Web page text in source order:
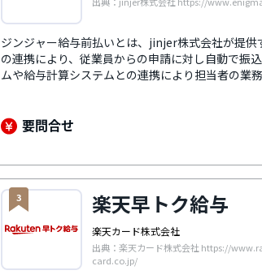
ジンジャー給与前払いとは、jinjer株式会社が提供
の連携により、従業員からの申請に対し自動で振
ムや給与計算システムとの連携により担当者の業
になることで、求人応募数の向上や従業員の定着
よる通信の暗号化や二段階認証の利用、管理者以
ュリティ対策により、データの安全と保護を確保
して多くの企業の導入実績があり、テレビなどの
要問合せ
3 楽天早トク給与
楽天カード株式会社
出典：楽天カード株式会社 https://
card.co.jp/